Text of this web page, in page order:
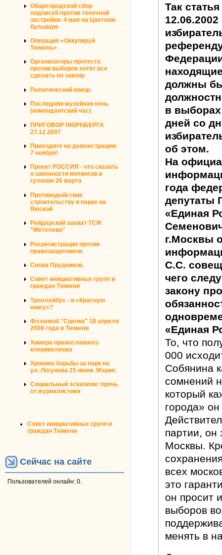
Общегородской сбор
подписей против точечной
застройки: 4 мая на Цветном
бульваре
Операция «Оккупируй
Тюмень»
Организаторы протеста
против выборов хотят все
сделать по закону
Политический юмор.
Последняя музейная ночь
(комендантский час)
ПРИГОВОР НЮРНБЕРГА
27.12.2007
Приходите на демонстрацию
7 ноября!
Проект РОССИЯ - что сказать
о законности митингов и
гуляния 26 марта
Противодействие
строительству в парке на
Ямской
Рейдерский захват ТСЖ
"Метелево"
Росрегистрация против
правозащитников
Снова Прудников.
Совет инициативных групп и
граждан Тюмени
Троллейбус - в «Красную
книгу»?
Флэшмоб "Сцепка" 18 апреля
2008 года в Тюмени
Химера православного
клерикализма
Хроника борьбы за парк на
ул. Логунова 25 июня. Мэрия.
Социальный эскапизм: прочь
от журналистики
Совет инициативных групп и
граждан Тюмени
Сейчас на сайте
Пользователей онлайн: 0.
Так
должны
в выборах
дней со
об этом.
На
года
депутаты
«Единая
г.Москвы
С.С.
чего
закону
«Единая
То, что
000
Собянина
сомнений
который
города»
партии, он
Москвы.
всех
это
он просит
выборов
менять в